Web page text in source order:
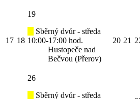
17 18
19
Sběrný dvůr - středa
10:00-17:00 hod.
Hustopeče nad
Bečvou (Přerov)
20 21
26
Sběrný dvůr - středa